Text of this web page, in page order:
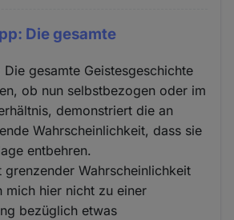
Die gesamte
gesamte Geistesgeschichte
ob nun selbstbezogen oder im
demonstriert die an
Wahrscheinlichkeit, dass sie
entbehren.
grenzender Wahrscheinlichkeit
mich hier nicht zu einer
bezüglich etwas